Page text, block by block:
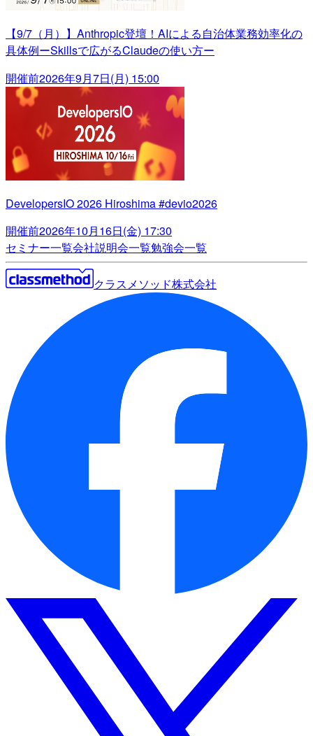
【9/7（月）】Anthropic登壇！AIによる自治体業務効率化の
具体例ーSkillsで広がるClaudeの使い方ー
開催前2026年9月7日(月) 15:00
DevelopersIO 2026 Hiroshima #devio2026
開催前2026年10月16日(金) 17:30
セミナー一覧会社説明会一覧勉強会一覧
クラスメソッド株式会社